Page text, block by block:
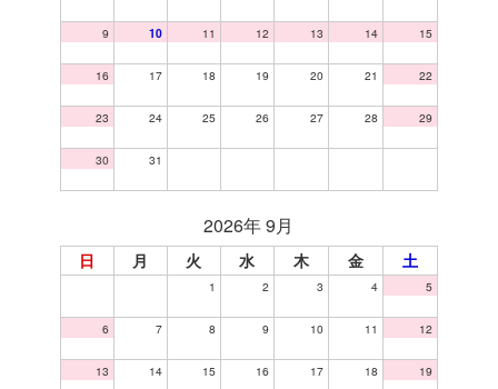
9 10 11 12 13 14 15
16 17 18 19 20 21 22
23 24 25 26 27 28 29
30 31
2026年 9月
日 月 火 水 木 金 土
1 2 3 4 5
6 7 8 9 10 11 12
13 14 15 16 17 18 19